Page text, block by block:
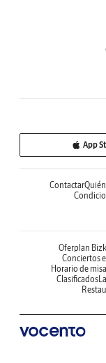
App
Contactar
Oferplan
Conciertos
Horario de
Clasificados